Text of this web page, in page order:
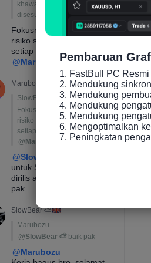
Pembaruan
1. FastBull PC
2. Mendukung
3. Mendukung
4. Mendukung
5. Mendukung
6. Mengoptimalkan
7. Peningkatan